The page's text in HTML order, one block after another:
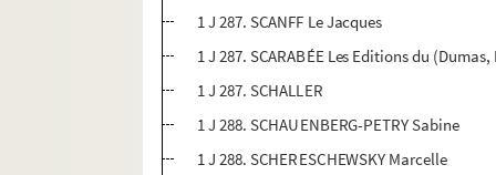
1 J 287. SCANFF Le Jacques
1 J 287. SCARABÉE Les Editions du
1 J 287. SCHALLER
1 J 288. SCHAUENBERG-PETRY Sabine
1 J 288. SCHERESCHEWSKY Marcelle